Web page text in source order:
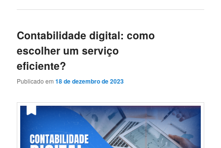
Contabilidade digital: como
escolher um serviço
eficiente?
Publicado em18 de dezembro de 2023